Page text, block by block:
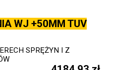
WJ +50MM TUV
SPRĘŻYN I Z